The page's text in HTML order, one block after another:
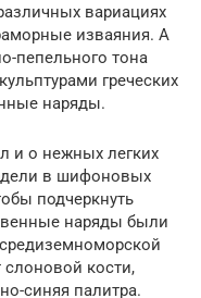
вариациях
изваяния. А
пепельного тона
греческих
наряды.
и о нежных легких
в шифоновых
подчеркнуть
наряды были
слоновой кости,
синяя палитра.